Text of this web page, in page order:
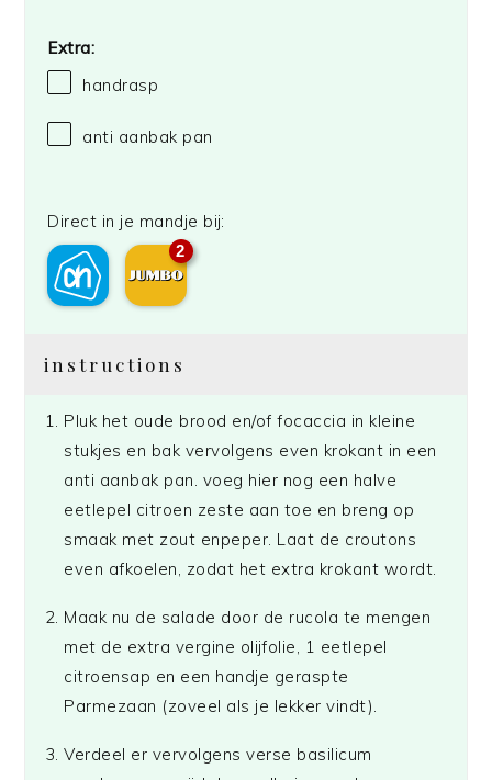
Extra:
handrasp
anti aanbak pan
Direct in je mandje bij:
2
instructions
Pluk het oude brood en/of focaccia in kleine
stukjes en bak vervolgens even krokant in een
anti aanbak pan. voeg hier nog een halve
eetlepel citroen zeste aan toe en breng op
smaak met zout enpeper. Laat de croutons
even afkoelen, zodat het extra krokant wordt.
Maak nu de salade door de rucola te mengen
met de extra vergine olijfolie, 1 eetlepel
citroensap en een handje geraspte
Parmezaan (zoveel als je lekker vindt).
Verdeel er vervolgens verse basilicum